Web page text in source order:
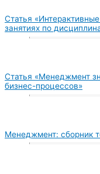
Статья
занятиях по
Статья «Менеджмент
бизнес-процессов»
Менеджмент: сборник